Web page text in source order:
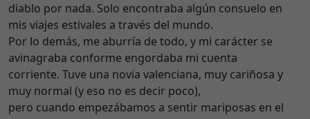
diablo por nada. Solo encontraba algún consuelo en
mis viajes estivales a través del mundo.
Por lo demás, me aburría de todo, y mi carácter se
avinagraba conforme engordaba mi cuenta
corriente. Tuve una novia valenciana, muy cariñosa y
muy normal (y eso no es decir poco),
pero cuando empezábamos a sentir mariposas en el